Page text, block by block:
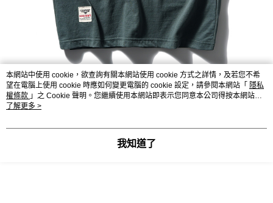
本網站中使用 cookie，欲查詢有關本網站使用 cookie 方式之詳情，及若您不希
望在電腦上使用 cookie 時應如何變更電腦的 cookie 設定，請參閱本網站「 隱私
權條款 」之 Cookie 聲明。您繼續使用本網站即表示您同意本公司得按本網站使
用條款之 Cookie 聲明使用 cookie。
了解更多 >
我知道了